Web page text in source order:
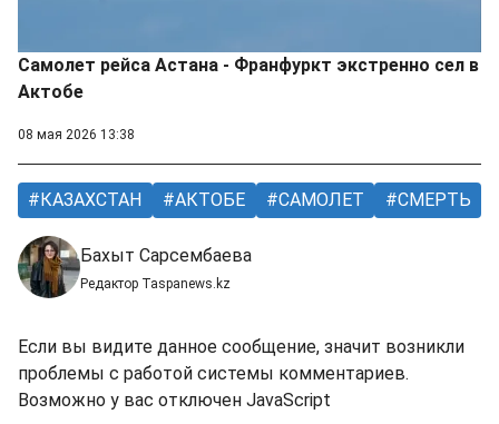
Самолет рейса Астана - Франфуркт экстренно сел в
Актобе
08 мая 2026 13:38
КАЗАХСТАН АКТОБЕ САМОЛЕТ СМЕРТЬ
Бахыт Сарсембаева
Редактор Taspanews.kz
Если вы видите данное сообщение, значит возникли
проблемы с работой системы комментариев.
Возможно у вас отключен JavaScript